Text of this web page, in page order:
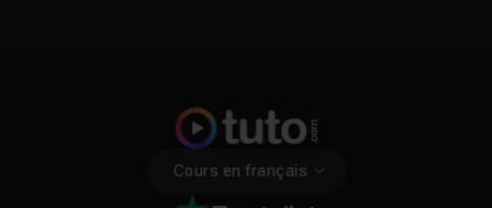
Cours en français